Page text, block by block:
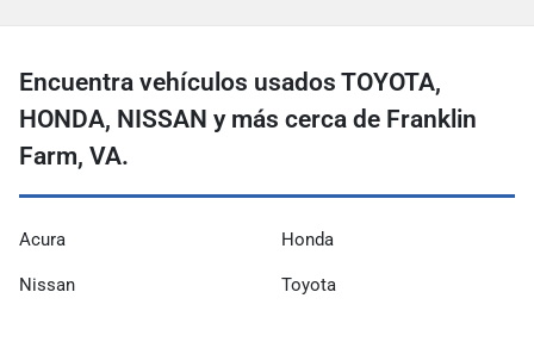
Encuentra vehículos usados ​​TOYOTA,
HONDA, NISSAN y más cerca de Franklin
Farm, VA.
Acura Honda
Nissan Toyota